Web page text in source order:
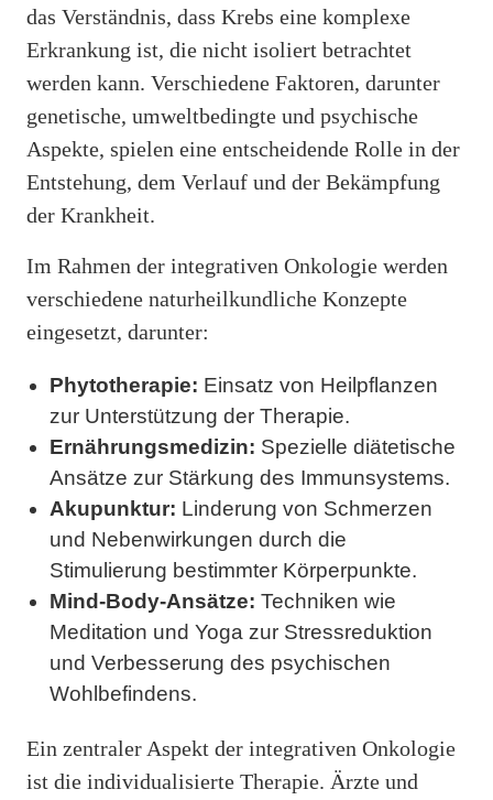
das Verständnis, dass Krebs eine komplexe
Erkrankung ist, die nicht isoliert betrachtet
werden kann. Verschiedene Faktoren, darunter
genetische, umweltbedingte und psychische
Aspekte, spielen eine entscheidende Rolle in der
Entstehung, dem Verlauf und der Bekämpfung
der Krankheit.
Im Rahmen der integrativen Onkologie werden
verschiedene naturheilkundliche Konzepte
eingesetzt, darunter:
Phytotherapie: Einsatz von Heilpflanzen
zur Unterstützung der Therapie.
Ernährungsmedizin: Spezielle diätetische
Ansätze zur Stärkung des Immunsystems.
Akupunktur: Linderung von Schmerzen
und Nebenwirkungen durch die
Stimulierung bestimmter Körperpunkte.
Mind-Body-Ansätze: Techniken wie
Meditation und Yoga zur Stressreduktion
und Verbesserung des psychischen
Wohlbefindens.
Ein zentraler Aspekt der integrativen Onkologie
ist die individualisierte Therapie. Ärzte und